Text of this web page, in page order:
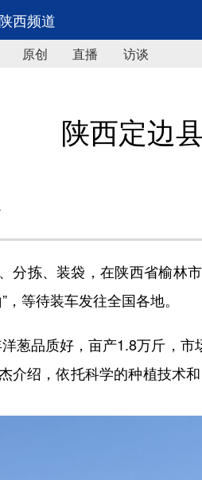
陕西频道
原创 直播
访谈
陕西定边
拣、装袋，在陕西省榆林市
，等待装车发往全国各地。
品质好，亩产1.8万斤，市
介绍，依托科学的种植技术